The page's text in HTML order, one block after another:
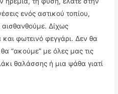
ενός αστικού τοπίου,
Δίχως
φωτεινό φεγγάρι. Δεν θα
“ακούμε” με όλες μας τις
θαλάσσης ή μια ψάθα γιατί